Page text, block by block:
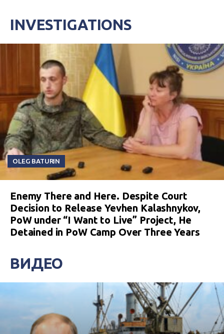
INVESTIGATIONS
OLEG BATURIN
Enemy There and Here. Despite Court
Decision to Release Yevhen Kalashnykov,
PoW under “I Want to Live” Project, He
Detained in PoW Camp Over Three Years
ВИДЕО